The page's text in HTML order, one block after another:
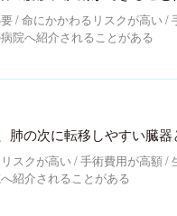
命にかかわるリスクが高い
院へ紹介されることがある
の次に転移しやすい臓器
スクが高い 手術費用が高額
紹介されることがある